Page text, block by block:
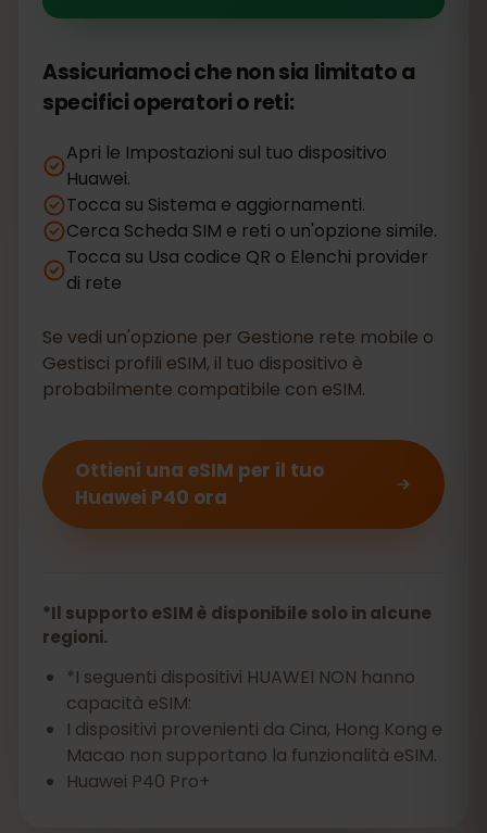
Assicuriamoci che non sia limitato a
specifici operatori o reti:
Apri le Impostazioni sul tuo dispositivo
Huawei.
Tocca su Sistema e aggiornamenti.
Cerca Scheda SIM e reti o un'opzione simile.
Tocca su Usa codice QR o Elenchi provider
di rete
Se vedi un'opzione per Gestione rete mobile o
Gestisci profili eSIM, il tuo dispositivo è
probabilmente compatibile con eSIM.
Ottieni una eSIM per il tuo
Huawei P40 ora
*Il supporto eSIM è disponibile solo in alcune
regioni.
*I seguenti dispositivi HUAWEI NON hanno
capacità eSIM:
I dispositivi provenienti da Cina, Hong Kong e
Macao non supportano la funzionalità eSIM.
Huawei P40 Pro+